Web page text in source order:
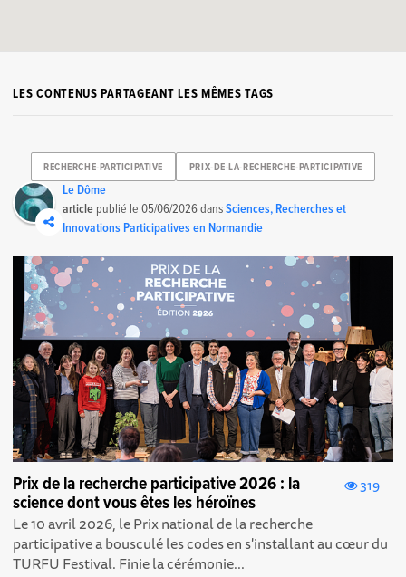
LES CONTENUS PARTAGEANT LES MÊMES TAGS
RECHERCHE-PARTICIPATIVE PRIX-DE-LA-RECHERCHE-PARTICIPATIVE
Le Dôme
article publié le05/06/2026dansSciences, Recherches et
Innovations Participatives en Normandie
319
Prix de la recherche participative 2026 : la
science dont vous êtes les héroïnes
Le 10 avril 2026, le Prix national de la recherche
participative a bousculé les codes en s'installant au cœur du
TURFU Festival. Finie la cérémonie...